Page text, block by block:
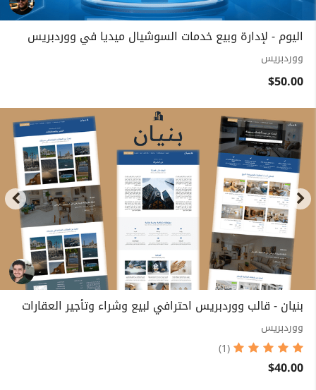
اليوم - لإدارة وبيع خدمات السوشيال ميديا في ووردبريس
ووردبريس
$50.00
بنيان - قالب ووردبريس احترافي لبيع وشراء وتأجير العقارات
ووردبريس
(1)
$40.00